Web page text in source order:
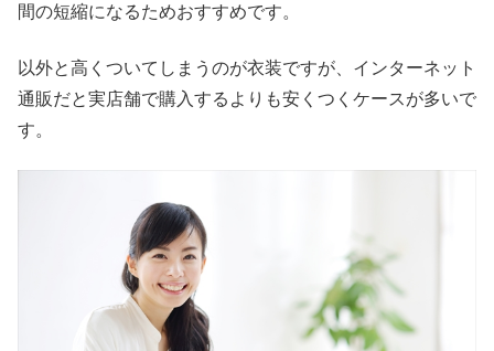
間の短縮になるためおすすめです。
以外と高くついてしまうのが衣装ですが、インターネット
通販だと実店舗で購入するよりも安くつくケースが多いで
す。